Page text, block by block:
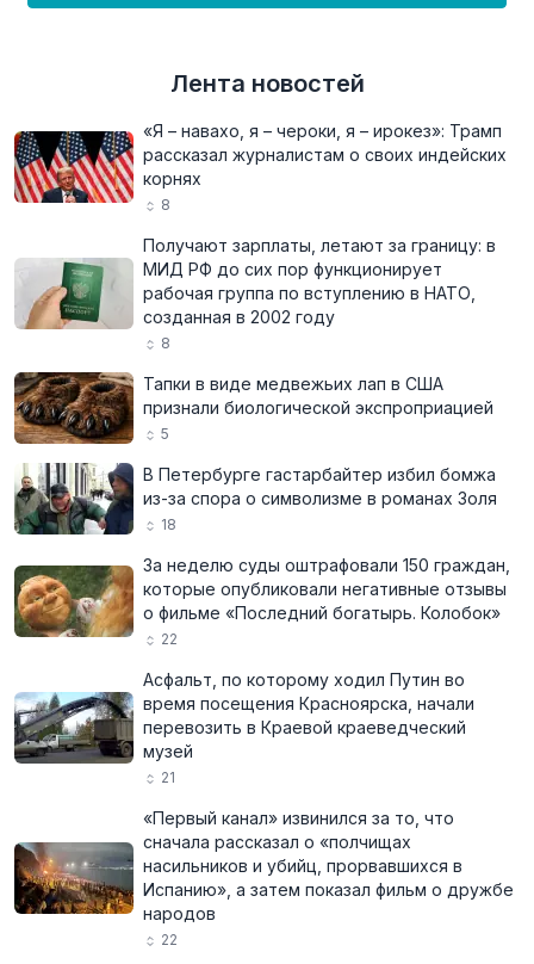
Лента новостей
«Я – навахо, я – чероки, я – ирокез»: Трамп
рассказал журналистам о своих индейских
корнях
8
Получают зарплаты, летают за границу: в
МИД РФ до сих пор функционирует
рабочая группа по вступлению в НАТО,
созданная в 2002 году
8
Тапки в виде медвежьих лап в США
признали биологической экспроприацией
5
В Петербурге гастарбайтер избил бомжа
из-за спора о символизме в романах Золя
18
За неделю суды оштрафовали 150 граждан,
которые опубликовали негативные отзывы
о фильме «Последний богатырь. Колобок»
22
Асфальт, по которому ходил Путин во
время посещения Красноярска, начали
перевозить в Краевой краеведческий
музей
21
«Первый канал» извинился за то, что
сначала рассказал о «полчищах
насильников и убийц, прорвавшихся в
Испанию», а затем показал фильм о дружбе
народов
22